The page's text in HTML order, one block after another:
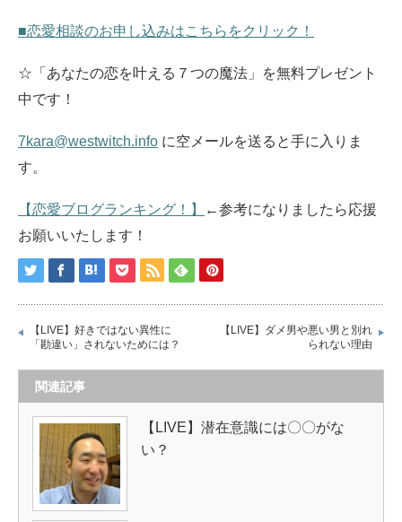
■恋愛相談のお申し込みはこちらをクリック！
☆「あなたの恋を叶える７つの魔法」を無料プレゼント
中です！
7kara@westwitch.info に空メールを送ると手に入りま
す。
【恋愛ブログランキング！】
←参考になりましたら応援
お願いいたします！
【LIVE】好きではない異性に
「勘違い」されないためには？
【LIVE】ダメ男や悪い男と別れ
られない理由
関連記事
【LIVE】潜在意識には〇〇がな
い？